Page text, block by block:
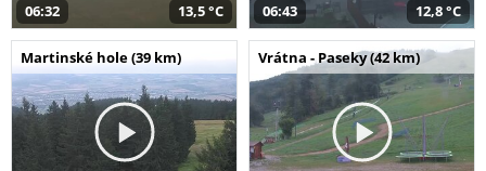
06:32 13,5 °C 06:43 12,8 °C
Martinské hole (39 km) Vrátna - Paseky (42 km)